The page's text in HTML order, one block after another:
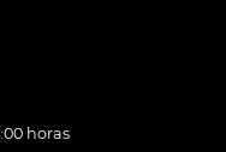
horas